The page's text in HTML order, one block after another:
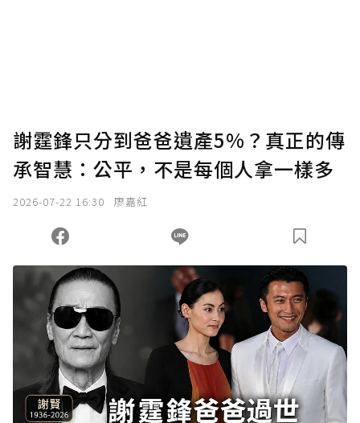
謝霆鋒只分到爸爸遺產5%？真正的傳
承智慧：公平，不是每個人拿一樣多
2026-07-22 16:30 廖嘉紅